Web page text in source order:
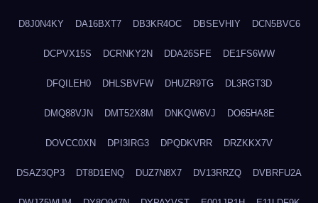
D8J0N4KY DA16BXT7 DB3KR4OC DBSEVHIY DCN5BVC6
DCPVX15S DCRNKY2N DDA26SFE DE1FS6WW
DFQILEH0 DHLSBVFW DHUZR9TG DL3RGT3D
DMQ88VJN DMT52X8M DNKQW6VJ DO65HA8E
DOVCC0XN DPI3IRG3 DPQDKVRR DRZKKX7V
DSAZ3QP3 DT8D1ENQ DUZ7N8X7 DV13RRZQ DVBRFU2A